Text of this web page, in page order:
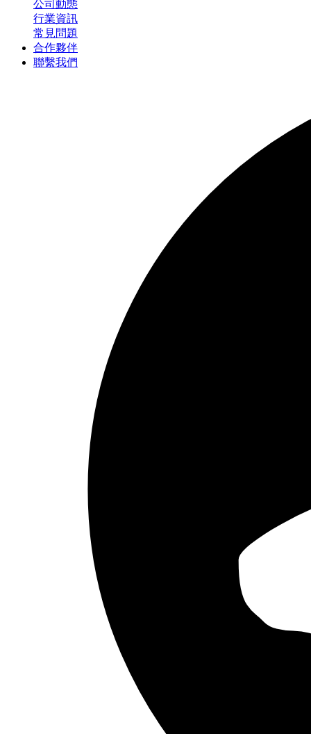
公司動態
行業資訊
常見問題
合作夥伴
聯繫我們